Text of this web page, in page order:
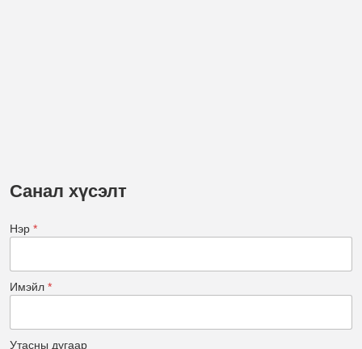
Санал хүсэлт
Нэр *
Имэйл *
Утасны дугаар